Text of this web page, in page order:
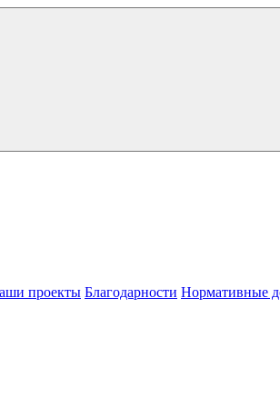
проекты Благодарности Нормативные